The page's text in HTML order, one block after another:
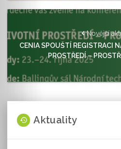
Novější
CENIA SPOUŠTÍ REGISTRACI
PROSTŘEDÍ –
Aktuality